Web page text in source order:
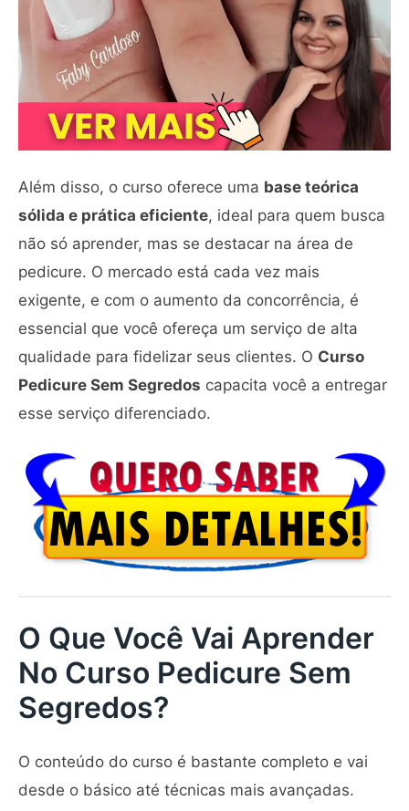
Além disso, o curso oferece uma base teórica
sólida e prática eficiente, ideal para quem busca
não só aprender, mas se destacar na área de
pedicure. O mercado está cada vez mais
exigente, e com o aumento da concorrência, é
essencial que você ofereça um serviço de alta
qualidade para fidelizar seus clientes. O Curso
Pedicure Sem Segredos capacita você a entregar
esse serviço diferenciado.
O Que Você Vai Aprender
No Curso Pedicure Sem
Segredos?
O conteúdo do curso é bastante completo e vai
desde o básico até técnicas mais avançadas.